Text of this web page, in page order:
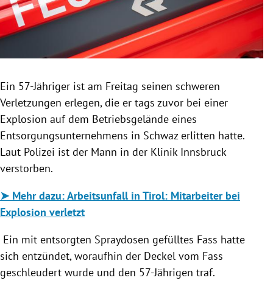
Untermenü
Untermenü
Ein 57-Jähriger ist am Freitag seinen schweren
Verletzungen erlegen, die er tags zuvor bei einer
Explosion auf dem Betriebsgelände eines
Entsorgungsunternehmens in Schwaz erlitten hatte.
Laut Polizei ist der Mann in der Klinik Innsbruck
verstorben.
➤ Mehr dazu:Arbeitsunfall in Tirol: Mitarbeiter bei
Explosion verletzt
Ein mit entsorgten Spraydosen gefülltes Fass hatte
sich entzündet, woraufhin der Deckel vom Fass
geschleudert wurde und den 57-Jährigen traf.